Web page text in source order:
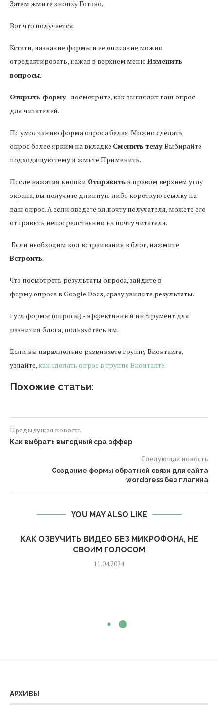
Затем жмите кнопку Готово.
Вот что получается
Кстати, название формы и ее описание можно
отредактировать, нажав в верхнем меню Изменить
вопросы.
Открыть форму- посмотрите, как выглядит ваш опрос
для читателей.
По умолчанию форма опроса белая. Можно сделать
опрос более ярким на вкладке Сменить тему. Выбирайте
подходящую тему и жмите Применить.
После нажатия кнопки Отправить в правом верхнем углу
экрана, вы получите длинную либо короткую ссылку на
ваш опрос. А если введете эл.почту получателя, можете его
отправить непосредственно на почту читателя.
Если необходим код встраивания в блог, нажмите
Встроить.
Что посмотреть результаты опроса, зайдите в
форму опроса в Google Docs, сразу увидите результаты.
Гугл формы (опросы) - эффективный инструмент для
развития блога, пользуйтесь им.
Если вы параллельно развиваете группу Вконтакте,
узнайте, как сделать опрос в группе Вконтакте.
Похожие статьи:
Предыдущая новость
Как выбрать выгодный cpa оффер
Следующая новость
Создание формы обратной связи для сайта
wordpress без плагина
YOU MAY ALSO LIKE
КАК ОЗВУЧИТЬ ВИДЕО БЕЗ МИКРОФОНА, НЕ
СВОИМ ГОЛОСОМ
11.04.2024
АРХИВЫ